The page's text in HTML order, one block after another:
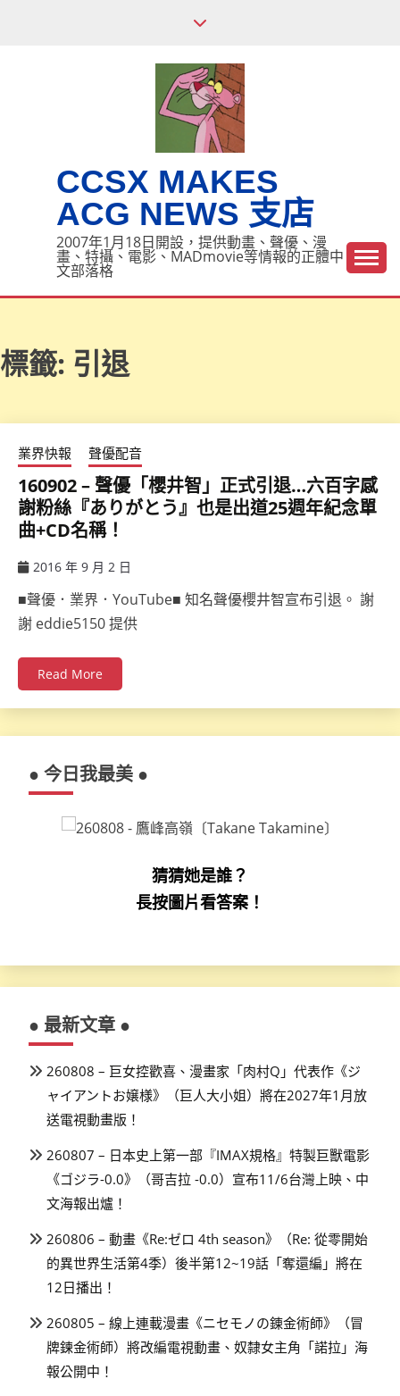
CCSX MAKES
ACG NEWS 支店
2007年1月18日開設，提供動畫、聲優、漫
畫、特攝、電影、MADmovie等情報的正體中
文部落格
標籤: 引退
業界快報 聲優配音
160902 – 聲優「櫻井智」正式引退…六百字感
謝粉絲『ありがとう』也是出道25週年紀念單
曲+CD名稱！
2016 年 9 月 2 日
■聲優．業界．YouTube■ 知名聲優櫻井智宣布引退。 謝
謝 eddie5150 提供
Read More
● 今日我最美 ●
猜猜她是誰？
長按圖片看答案！
● 最新文章 ●
260808 – 巨女控歡喜、漫畫家「肉村Q」代表作《ジ
ャイアントお嬢様》（巨人大小姐）將在2027年1月放
送電視動畫版！
260807 – 日本史上第一部『IMAX規格』特製巨獸電影
《ゴジラ-0.0》（哥吉拉 -0.0）宣布11/6台灣上映、中
文海報出爐！
260806 – 動畫《Re:ゼロ 4th season》（Re: 從零開始
的異世界生活第4季）後半第12~19話「奪還編」將在
12日播出！
260805 – 線上連載漫畫《ニセモノの錬金術師》（冒
牌鍊金術師）將改編電視動畫、奴隸女主角「諾拉」海
報公開中！